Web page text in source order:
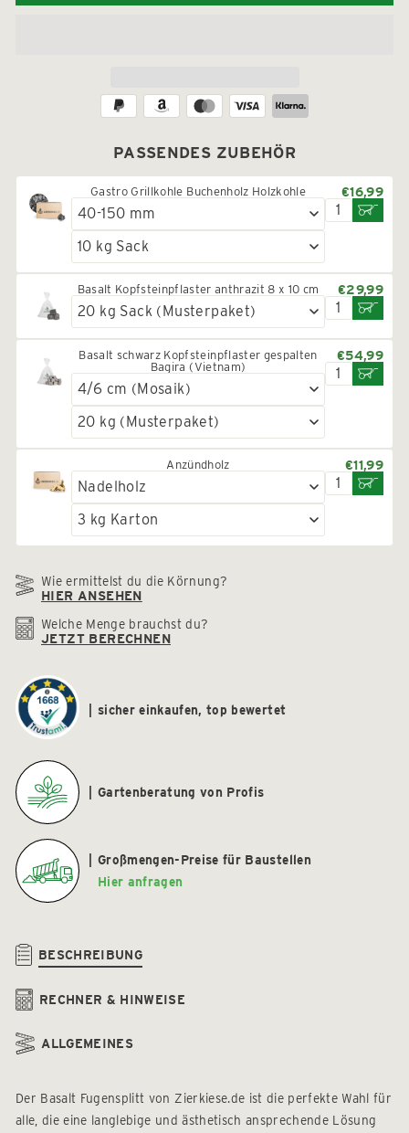
PASSENDES ZUBEHÖR
Gastro Grillkohle Buchenholz Holzkohle €16,99
Basalt Kopfsteinpflaster anthrazit 8 x 10 cm €29,99
Basalt schwarz Kopfsteinpflaster gespalten
Bagira (Vietnam)
€54,99
Anzündholz €11,99
Wie ermittelst du die Körnung?
HIER ANSEHEN
Welche Menge brauchst du?
JETZT BERECHNEN
sicher einkaufen, top bewertet
Gartenberatung von Profis
Großmengen-Preise für Baustellen
Hier anfragen
BESCHREIBUNG
RECHNER & HINWEISE
ALLGEMEINES
Der Basalt Fugensplitt von Zierkiese.de ist die perfekte Wahl für
alle, die eine langlebige und ästhetisch ansprechende Lösung